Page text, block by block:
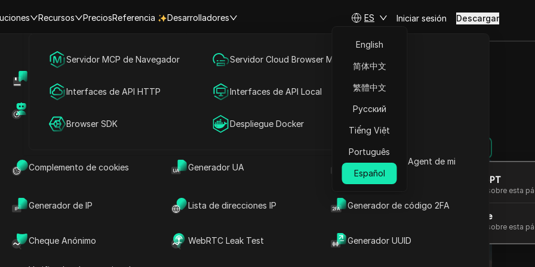
Marketing en redes sociales
Publicidad
Compartir cuenta
Recursos
Complemento de cookies Generador UA
Cuál es el User Agent de mi
navegador
Generador de IP Lista de direcciones IP Generador de código 2FA
Cheque Anónimo WebRTC Leak Test Generador UUID
PreciosReferencia Desarrolladores
Servidor MCP de Navegador Servidor Cloud Browser MCP
Interfaces de API HTTP Interfaces de API Local
Browser SDK Despliegue Docker
ES
English
简体中文
繁體中文
Русский
Tiếng Việt
Português
Español
Iniciar sesión Descargar
de Storychat.app fácilmente
cuentas de
Premium
Ya sea que estés en el plan Starter,
cuenta entre dispositivos sin exponer nunca tus
fluido a las funciones de Storychat: pruébalo
Abrir en ChatGPT
Hacer preguntas sobre esta
Abrir en Claude
Hacer preguntas sobre esta